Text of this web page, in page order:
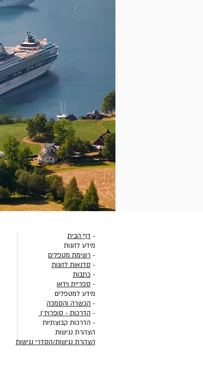
- דף הבית
מידע לזוגות
- רשימת מטפלים
- סדנאות לזוגות
- כתבות
- ספריית וידאו
מידע למטפלים
- הכשרה והסמכה
- הדרכות - סופרויז׳ן
- הדרכות קבוצתיות
הצהרת נגישות
הצהרת נגישות/הסדרי נגישות